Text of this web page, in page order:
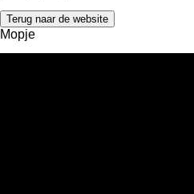
Terug naar de website
Mopje